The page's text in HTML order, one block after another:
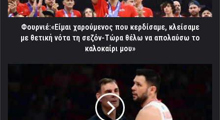
σεζόν-
Τώρα
θέλωΦουρνιέ:«Είμαι χαρούμενος που κερδίσαμε, κλείσαμε
με θετική νότα τη σεζόν-Τώρα θέλω να απολαύσω το
καλοκαίρι μου»